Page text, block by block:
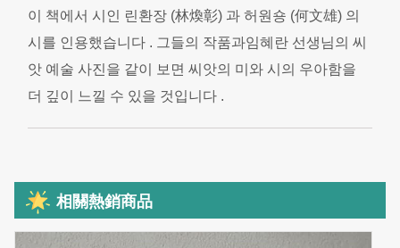
이 책에서 시인 린환장 (林煥彰) 과 허원숑 (何文雄) 의
시를 인용했습니다 . 그들의 작품과임혜란 선생님의 씨
앗 예술 사진을 같이 보면 씨앗의 미와 시의 우아함을
더 깊이 느낄 수 있을 것입니다 .
相關熱銷商品